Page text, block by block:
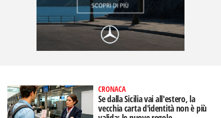
CRONACA
Se dalla Sicilia vai all'estero, la
vecchia carta d'identità non è più